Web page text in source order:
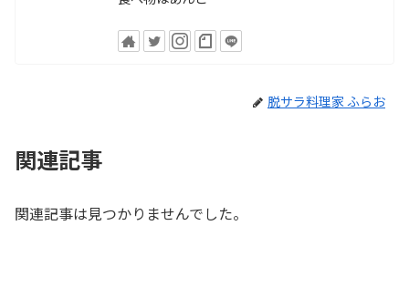
脱サラ料理家 ふらお
関連記事
関連記事は見つかりませんでした。